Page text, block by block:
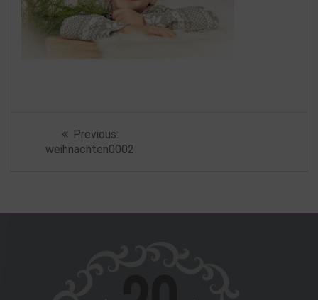
Beitragsnavigation
Previous:Previous
post:
weihnachten0002